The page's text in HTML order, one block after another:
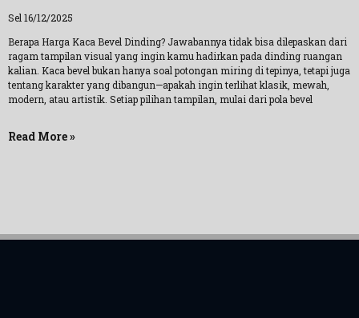
Sel 16/12/2025
Berapa Harga Kaca Bevel Dinding? Jawabannya tidak bisa dilepaskan dari
ragam tampilan visual yang ingin kamu hadirkan pada dinding ruangan
kalian. Kaca bevel bukan hanya soal potongan miring di tepinya, tetapi juga
tentang karakter yang dibangun—apakah ingin terlihat klasik, mewah,
modern, atau artistik. Setiap pilihan tampilan, mulai dari pola bevel
Read More »